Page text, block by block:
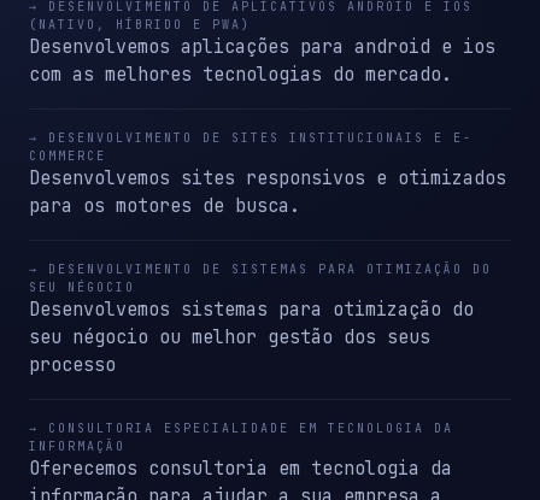
→ DESENVOLVIMENTO DE APLICATIVOS ANDROID E IOS
(NATIVO, HÍBRIDO E PWA)
Desenvolvemos aplicações para android e ios
com as melhores tecnologias do mercado.
→ DESENVOLVIMENTO DE SITES INSTITUCIONAIS E E-
COMMERCE
Desenvolvemos sites responsivos e otimizados
para os motores de busca.
→ DESENVOLVIMENTO DE SISTEMAS PARA OTIMIZAÇÃO DO
SEU NÉGOCIO
Desenvolvemos sistemas para otimização do
seu négocio ou melhor gestão dos seus
processo
→ CONSULTORIA ESPECIALIDADE EM TECNOLOGIA DA
INFORMAÇÃO
Oferecemos consultoria em tecnologia da